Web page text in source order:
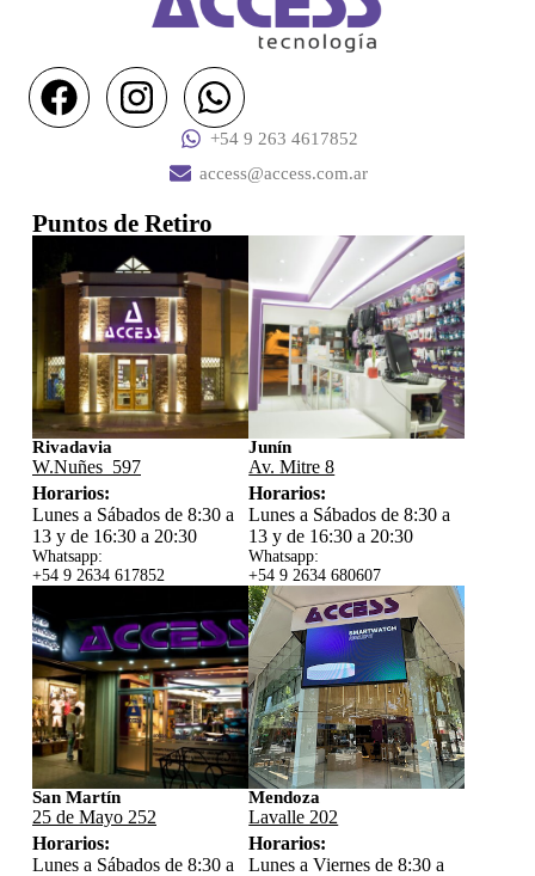
+54 9 263 4617852
access@access.com.ar
Puntos de Retiro
Rivadavia
W.Nuñes 597
Horarios:
Lunes a Sábados de 8:30 a
13 y de 16:30 a 20:30
Whatsapp:
+54 9 2634 617852
Junín
Av. Mitre 8
Horarios:
Lunes a Sábados de 8:30 a
13 y de 16:30 a 20:30
Whatsapp:
+54 9 2634 680607
San Martín
25 de Mayo 252
Horarios:
Lunes a Sábados de 8:30 a
Mendoza
Lavalle 202
Horarios:
Lunes a Viernes de 8:30 a